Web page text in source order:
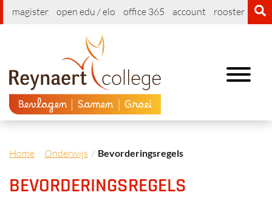
magister open edu / elo office 365 account rooster
Toggle
Home Onderwijs Bevorderingsregels
BEVORDERINGSREGELS